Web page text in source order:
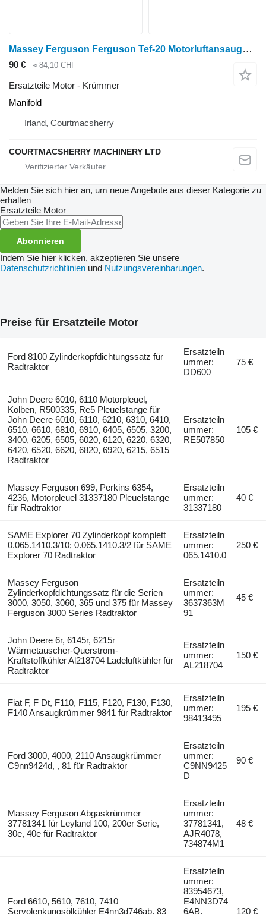
Massey Ferguson Ferguson Tef-20 Motorluftansaugkrümmer Manifold für Radtraktor
90 € ≈ 84,10 CHF
Ersatzteile Motor - Krümmer
Manifold
Irland, Courtmacsherry
COURTMACSHERRY MACHINERY LTD
Melden Sie sich hier an, um neue Angebote aus dieser Kategorie zu
erhalten
Ersatzteile Motor
Abonnieren
Indem Sie hier klicken, akzeptieren Sie unsere
Datenschutzrichtlinien und Nutzungsvereinbarungen.
Preise für Ersatzteile Motor
Ford 8100 Zylinderkopfdichtungssatz für
Radtraktor
Ersatzteiln
ummer:
DD600
75 €
John Deere 6010, 6110 Motorpleuel,
Kolben, R500335, Re5 Pleuelstange für
John Deere 6010, 6110, 6210, 6310, 6410,
6510, 6610, 6810, 6910, 6405, 6505, 3200,
3400, 6205, 6505, 6020, 6120, 6220, 6320,
6420, 6520, 6620, 6820, 6920, 6215, 6515
Radtraktor
Ersatzteiln
ummer:
RE507850
105 €
Massey Ferguson 699, Perkins 6354,
4236, Motorpleuel 31337180 Pleuelstange
für Radtraktor
Ersatzteiln
ummer:
31337180
40 €
SAME Explorer 70 Zylinderkopf komplett
0.065.1410.3/10; 0.065.1410.3/2 für SAME
Explorer 70 Radtraktor
Ersatzteiln
ummer:
065.1410.0
250 €
Massey Ferguson
Zylinderkopfdichtungssatz für die Serien
3000, 3050, 3060, 365 und 375 für Massey
Ferguson 3000 Series Radtraktor
Ersatzteiln
ummer:
3637363M
91
45 €
John Deere 6r, 6145r, 6215r
Wärmetauscher-Querstrom-
Kraftstoffkühler Al218704 Ladeluftkühler für
Radtraktor
Ersatzteiln
ummer:
AL218704
150 €
Fiat F, F Dt, F110, F115, F120, F130, F130,
F140 Ansaugkrümmer 9841 für Radtraktor
Ersatzteiln
ummer:
98413495
195 €
Ford 3000, 4000, 2110 Ansaugkrümmer
C9nn9424d, , 81 für Radtraktor
Ersatzteiln
ummer:
C9NN9425
D
90 €
Massey Ferguson Abgaskrümmer
37781341 für Leyland 100, 200er Serie,
30e, 40e für Radtraktor
Ersatzteiln
ummer:
37781341,
AJR4078,
734874M1
48 €
Ford 6610, 5610, 7610, 7410
Servolenkungsölkühler E4nn3d746ab, 83
Ersatzteiln
ummer:
83954673,
E4NN3D74
6AB,
120 €